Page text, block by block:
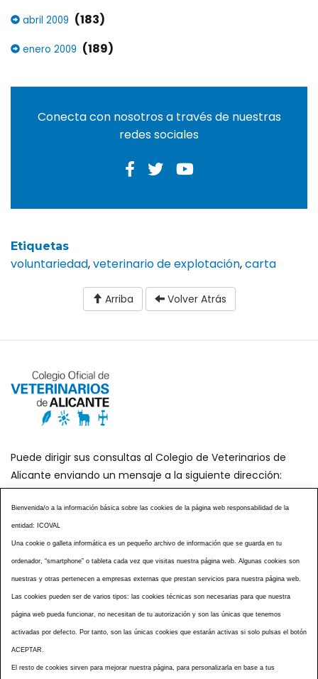
abril 2009 (183)
enero 2009 (189)
Conecta con nosotros a través de nuestras
redes sociales
Etiquetas
voluntariedad,veterinario de explotación,carta
Arriba Volver Atrás
Puede dirigir sus consultas al Colegio de Veterinarios de
Alicante enviando un mensaje a la siguiente dirección:
secretaria@icoval.org
¿SABÍAS QUÉ?
CENTROS VETERINARIOS
TABLÓN ANUNCIOS
CURSOS Y EVENTOS
TÉRMINOS Y CONDICIONES
ESPECIAL COVID 19
NOTICIAS
ACCESIBILIDAD
AVISO LEGAL POLÍTICA PRIVACIDAD
Bienvenida/o a la información básica sobre las cookies de la página web responsabilidad de la
entidad: ICOVAL
Una cookie o galleta informática es un pequeño archivo de información que se guarda en tu
ordenador, “smartphone” o tableta cada vez que visitas nuestra página web. Algunas cookies son
nuestras y otras pertenecen a empresas externas que prestan servicios para nuestra página web.
Las cookies pueden ser de varios tipos: las cookies técnicas son necesarias para que nuestra
página web pueda funcionar, no necesitan de tu autorización y son las únicas que tenemos
activadas por defecto. Por tanto, son las únicas cookies que estarán activas si solo pulsas el botón
ACEPTAR.
El resto de cookies sirven para mejorar nuestra página, para personalizarla en base a tus